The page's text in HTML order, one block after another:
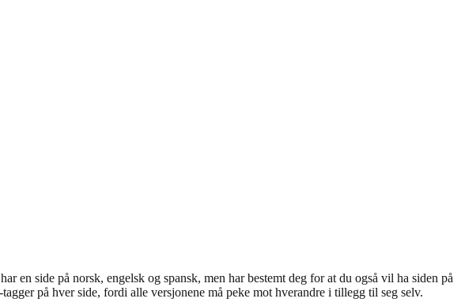
en side på norsk, engelsk og spansk, men har bestemt deg for at du også vil ha siden på
på hver side, fordi alle versjonene må peke mot hverandre i tillegg til seg selv.